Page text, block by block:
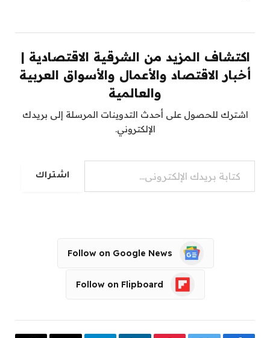
اكتشاف المزيد من الشرقية الاقتصادية |
أخبار الاقتصاد والأعمال والأسواق العربية
والعالمية
اشترك للحصول على أحدث التدوينات المرسلة إلى بريدك
الإلكتروني.
كتابة بريدك الإلكتروني...
اشتراك
Follow on Google News
Follow on Flipboard